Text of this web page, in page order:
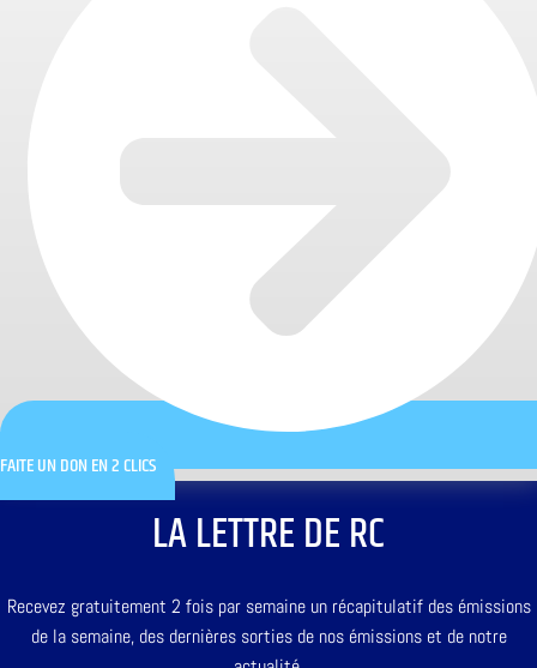
FAITE UN DON EN 2 CLICS
LA LETTRE DE RC
Recevez gratuitement 2 fois par semaine un récapitulatif des émissions
de la semaine, des dernières sorties de nos émissions et de notre